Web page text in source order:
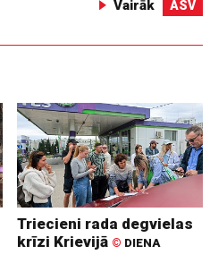
Vairāk ASV
Triecieni rada degvielas
krīzi Krievijā © DIENA